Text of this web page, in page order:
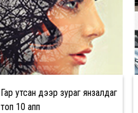
Гар утсан дээр зураг янзалдаг
топ 10 апп